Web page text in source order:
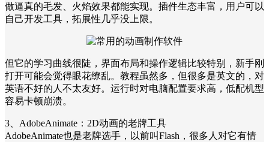
做逼真的毛发、火焰效果都能实现。插件生态丰富，用户可以
自己开发工具，拓展性几乎没上限。
但它的学习曲线很陡，界面布局和操作逻辑比较特别，新手刚
打开可能会觉得眼花缭乱。教程虽然多，但很多是英文的，对
英语不好的人不太友好。运行时对电脑配置要求高，低配机型
容易卡顿崩溃。
3、AdobeAnimate：2D动画的老牌工具
AdobeAnimate也是老牌选手，以前叫Flash，很多人对它有情